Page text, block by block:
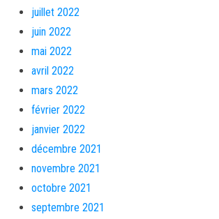
juillet 2022
juin 2022
mai 2022
avril 2022
mars 2022
février 2022
janvier 2022
décembre 2021
novembre 2021
octobre 2021
septembre 2021